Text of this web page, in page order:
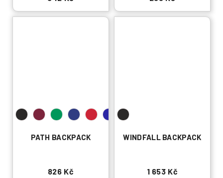
PATH BACKPACK
826 Kč
WINDFALL BACKPACK
1 653 Kč